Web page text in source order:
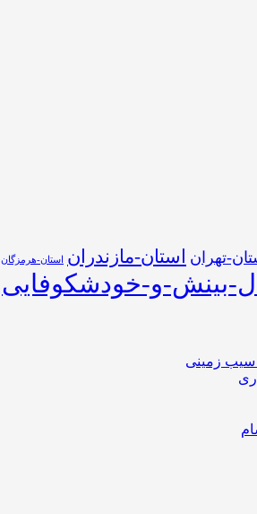
تهران استان-مازندران استان-هرمزگان
بینش-و-خودشکوفایی